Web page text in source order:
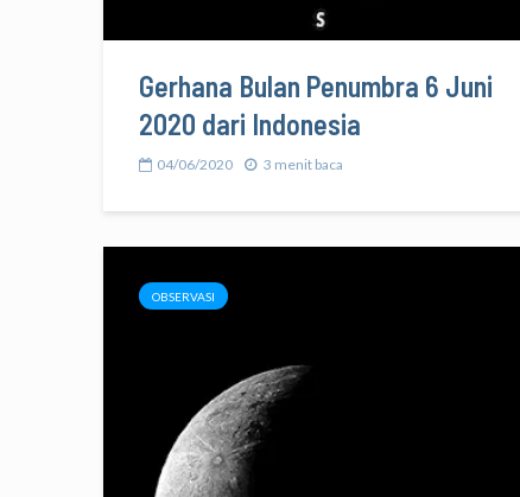
Gerhana Bulan Penumbra 6 Juni
2020 dari Indonesia
04/06/2020 3 menit baca
OBSERVASI